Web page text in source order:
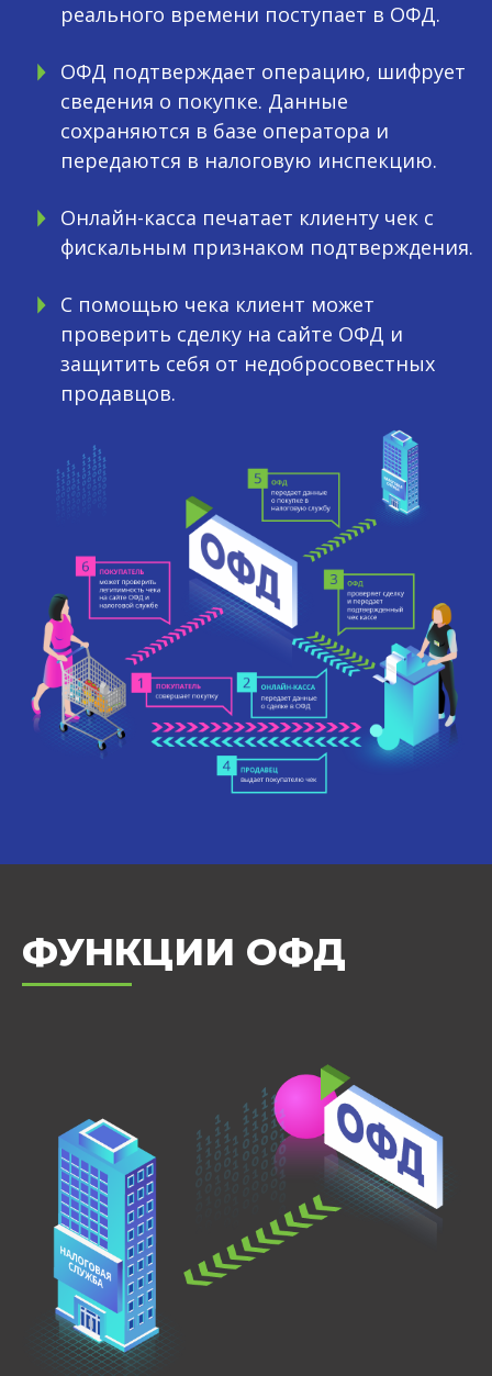
реального времени поступает в ОФД.
ОФД подтверждает операцию, шифрует
сведения о покупке. Данные
сохраняются в базе оператора и
передаются в налоговую инспекцию.
Онлайн-касса печатает клиенту чек с
фискальным признаком подтверждения.
С помощью чека клиент может
проверить сделку на сайте ОФД и
защитить себя от недобросовестных
продавцов.
ФУНКЦИИ ОФД